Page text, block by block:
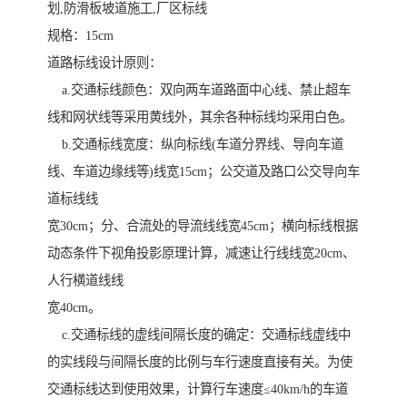
划,防滑板坡道施工,厂区标线
规格：15cm
道路标线设计原则：
a.交通标线颜色：双向两车道路面中心线、禁止超车
线和网状线等采用黄线外，其余各种标线均采用白色。
b.交通标线宽度：纵向标线(车道分界线、导向车道
线、车道边缘线等)线宽15cm；公交道及路口公交导向车
道标线线
宽30cm；分、合流处的导流线线宽45cm；横向标线根据
动态条件下视角投影原理计算，减速让行线线宽20cm、
人行横道线线
宽40cm。
c.交通标线的虚线间隔长度的确定：交通标线虚线中
的实线段与间隔长度的比例与车行速度直接有关。为使
交通标线达到使用效果，计算行车速度≤40km/h的车道